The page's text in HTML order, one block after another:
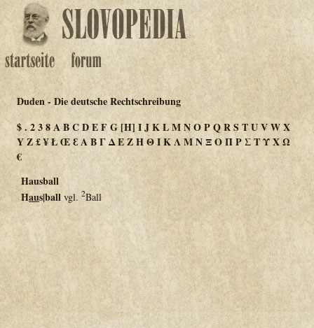
Duden - Die deutsche Rechtschreibung
$.238ABCDEFG[H] IJKLMNOPQRS TUVWX
YZ£¥ŁŒƐΑΒΓΔΕΖΗΘΙΚΛΜΝΞΟΠΡΣΤΥΧΩ
€
Hausball
Haus|ball vgl. 2Ball